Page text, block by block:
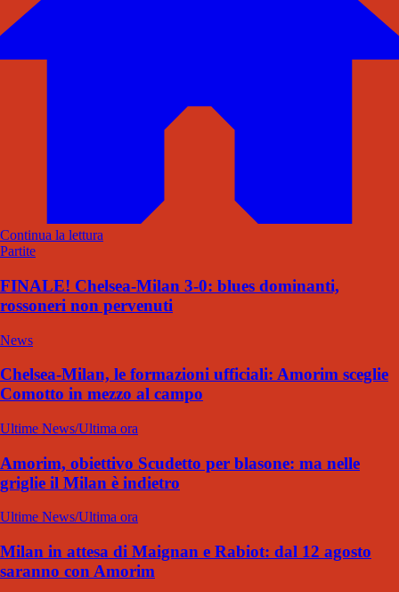
Continua la lettura
Partite
FINALE! Chelsea-Milan 3-0: blues dominanti,
rossoneri non pervenuti
News
Chelsea-Milan, le formazioni ufficiali: Amorim sceglie
Comotto in mezzo al campo
Ultime News/Ultima ora
Amorim, obiettivo Scudetto per blasone: ma nelle
griglie il Milan è indietro
Ultime News/Ultima ora
Milan in attesa di Maignan e Rabiot: dal 12 agosto
saranno con Amorim